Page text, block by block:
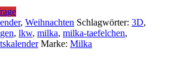
, Weihnachten Schlagwörter: 3D,
, lkw, milka, milka-taefelchen,
Marke: Milka